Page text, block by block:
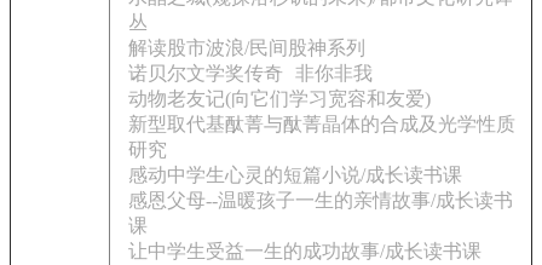
丛
解读股市波浪/民间股神系列
诺贝尔文学奖传奇
非你非我
动物老友记(向它们学习宽容和友爱)
新型取代基酞菁与酞菁晶体的合成及光学性质
研究
感动中学生心灵的短篇小说/成长读书课
感恩父母--温暖孩子一生的亲情故事/成长读书
课
让中学生受益一生的成功故事/成长读书课